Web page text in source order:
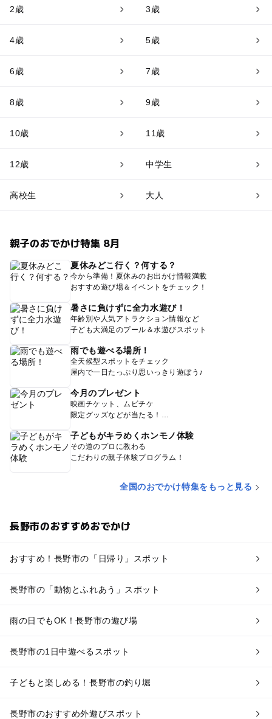
2歳 3歳
4歳 5歳
6歳 7歳
8歳 9歳
10歳 11歳
12歳 中学生
高校生 大人
親子のおでかけ特集 8月
夏休みどこ行く？何する？
今から準備！夏休みのお出かけ情報満載
おすすめ遊び場＆イベントをチェック！
暑さに負けずに全力水遊び！
年齢別や人気アトラクション情報など
子ども大満足のプール＆水遊びスポット
雨でも遊べる場所！
全天候型スポットをチェック
屋内で一日たっぷり思いっきり遊ぼう♪
今月のプレゼント
映画チケット、ムビチケ
限定グッズなどが当たる！
子どもがキラめくホンモノ体験
その道のプロに教わる
こだわりの親子体験プログラム！
全国のおでかけ特集をもっと見る
長野市のおすすめおでかけ
おすすめ！長野市の「日帰り」スポット
長野市の「動物とふれあう」スポット
雨の日でもOK！長野市の遊び場
長野市の1日中遊べるスポット
子どもと楽しめる！長野市の釣り堀
長野市のおすすめ外遊びスポット